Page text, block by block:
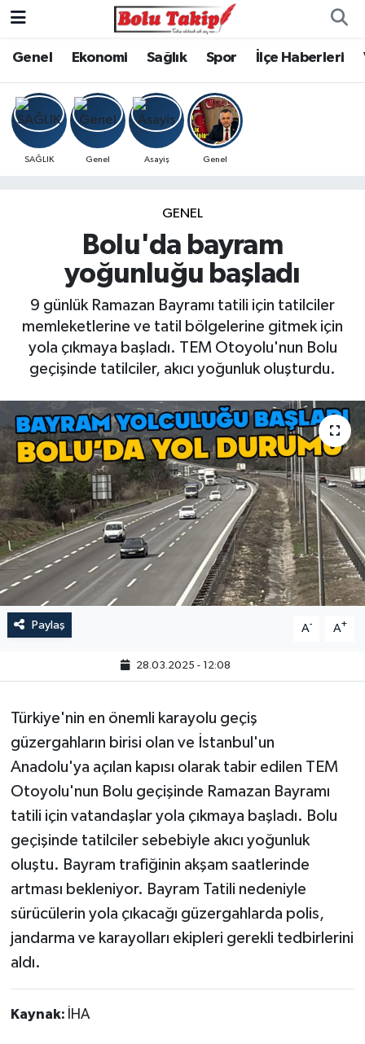
Genel Ekonomi Sağlık Spor İlçe Haberleri
SAĞLIK Genel Asayiş Genel
GENEL
Bolu'da bayram
yoğunluğu başladı
9 günlük Ramazan Bayramı tatili için tatilciler
memleketlerine ve tatil bölgelerine gitmek için
yola çıkmaya başladı. TEM Otoyolu'nun Bolu
geçişinde tatilciler, akıcı yoğunluk oluşturdu.
Paylaş A- A+
28.03.2025 - 12:08
Türkiye'nin en önemli karayolu geçiş
güzergahların birisi olan ve İstanbul'un
Anadolu'ya açılan kapısı olarak tabir edilen TEM
Otoyolu'nun Bolu geçişinde Ramazan Bayramı
tatili için vatandaşlar yola çıkmaya başladı. Bolu
geçişinde tatilciler sebebiyle akıcı yoğunluk
oluştu. Bayram trafiğinin akşam saatlerinde
artması bekleniyor. Bayram Tatili nedeniyle
sürücülerin yola çıkacağı güzergahlarda polis,
jandarma ve karayolları ekipleri gerekli tedbirlerini
aldı.
Kaynak: İHA